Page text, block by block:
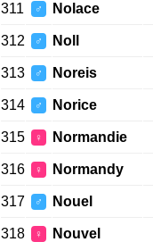
311 ♂ Nolace
312 ♂ Noll
313 ♂ Noreis
314 ♂ Norice
315 ♀ Normandie
316 ♀ Normandy
317 ♂ Nouel
318 ♀ Nouvel